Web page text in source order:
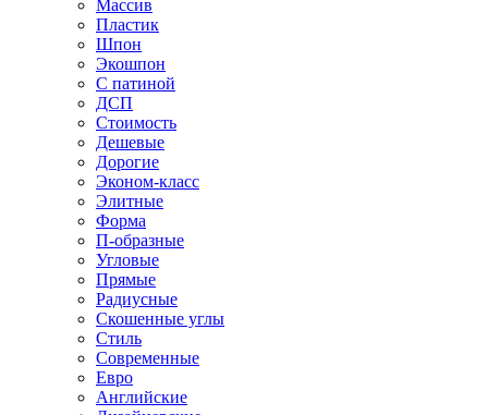
Массив
Пластик
Шпон
Экошпон
С патиной
ДСП
Стоимость
Дешевые
Дорогие
Эконом-класс
Элитные
Форма
П-образные
Угловые
Прямые
Радиусные
Скошенные углы
Стиль
Современные
Евро
Английские